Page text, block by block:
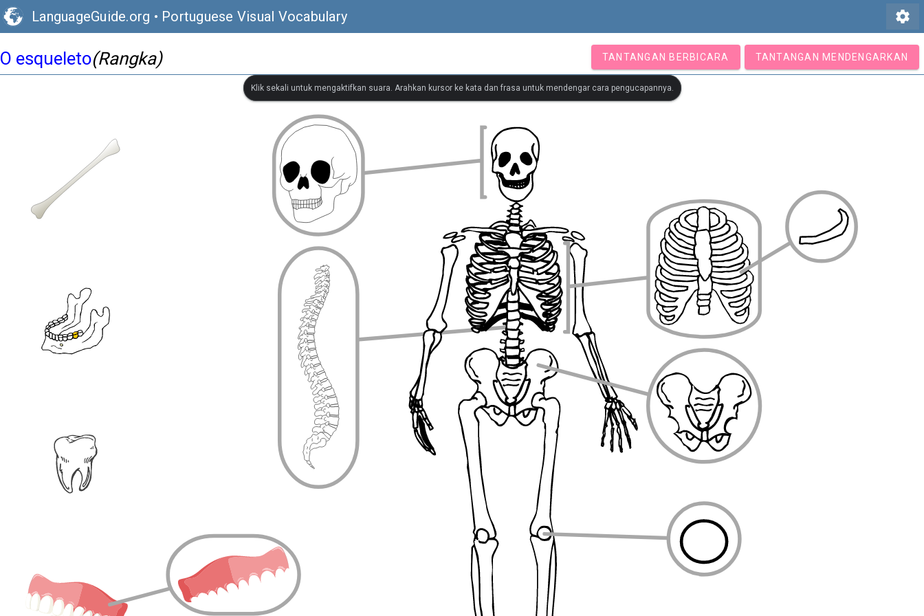
LanguageGuide.org • Portuguese Visual Vocabulary settings
O esqueleto(Rangka) TANTANGAN BERBICARA TANTANGAN MENDENGARKAN
Klik sekali untuk mengaktifkan suara. Arahkan kursor ke kata dan frasa untuk mendengar cara pengucapannya.